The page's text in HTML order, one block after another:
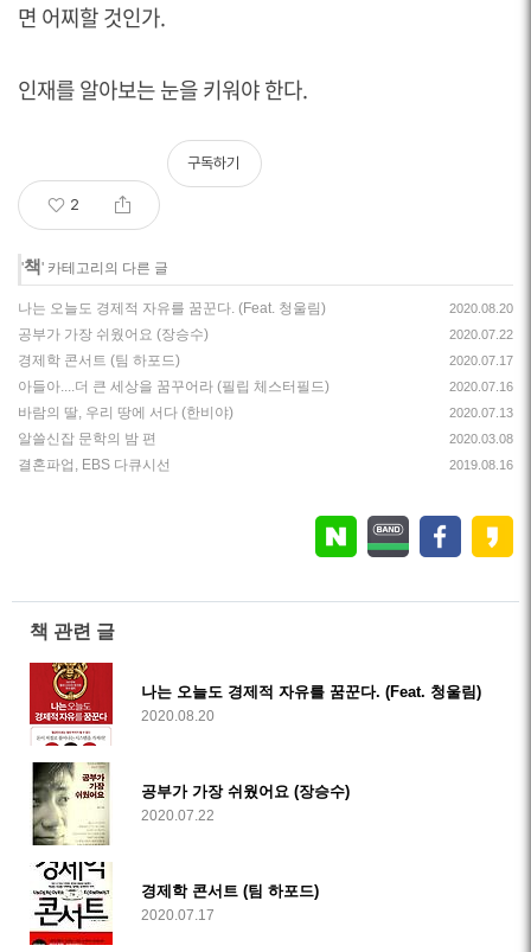
면 어찌할 것인가.
인재를 알아보는 눈을 키워야 한다.
2
구독하기
'책 ' 카테고리의 다른 글
나는 오늘도 경제적 자유를 꿈꾼다. (Feat. 청울림) 2020.08.20
공부가 가장 쉬웠어요 (장승수) 2020.07.22
경제학 콘서트 (팀 하포드) 2020.07.17
아들아....더 큰 세상을 꿈꾸어라 (필립 체스터필드) 2020.07.16
바람의 딸, 우리 땅에 서다 (한비야) 2020.07.13
알쓸신잡 문학의 밤 편 2020.03.08
결혼파업, EBS 다큐시선 2019.08.16
책 관련 글
나는 오늘도 경제적 자유를 꿈꾼다. (Feat. 청울림)
2020.08.20
공부가 가장 쉬웠어요 (장승수)
2020.07.22
경제학 콘서트 (팀 하포드)
2020.07.17